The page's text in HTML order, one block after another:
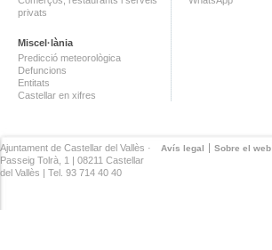
privats
Miscel·lània
Predicció meteorològica
Defuncions
Entitats
Castellar en xifres
Avís legal Sobre el web
Ajuntament de Castellar del Vallès ·
Passeig Tolrà, 1 | 08211 Castellar
del Vallès | Tel. 93 714 40 40